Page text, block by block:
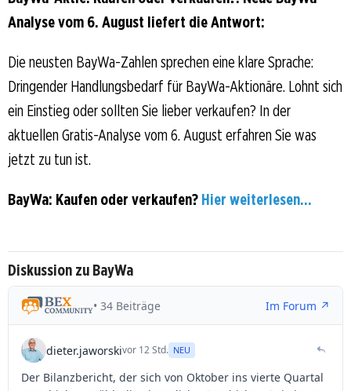
Analyse vom 6. August liefert die Antwort:
Die neusten BayWa-Zahlen sprechen eine klare Sprache:
Dringender Handlungsbedarf für BayWa-Aktionäre. Lohnt sich
ein Einstieg oder sollten Sie lieber verkaufen? In der
aktuellen Gratis-Analyse vom 6. August erfahren Sie was
jetzt zu tun ist.
BayWa: Kaufen oder verkaufen? Hier weiterlesen...
Diskussion zu BayWa